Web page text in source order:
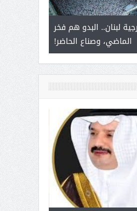
سلمان بن
لبنان.. البدو هم فخر
الماضي، وصناع الحاضر!